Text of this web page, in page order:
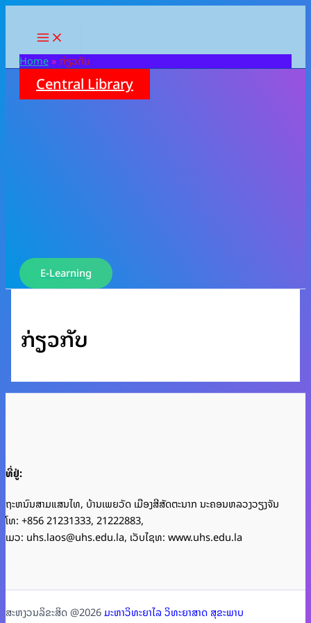
content
Home
ກ່ຽວກັບ
Central Library
E-Learning
ກ່ຽວກັບ
ທີ່ຢູ່:
ຖະຫນົນສາມແສນໄທ, ບ້ານເພຍວັດ ເມືອງສີສັດຕະນາກ ນະຄອນຫລວງວຽງຈັນ
ໂທ: +856 21231333, 21222883,
ເມວ: uhs.laos@uhs.edu.la, ເວັບໄຊທ: www.uhs.edu.la
ສະຫງວນລິຂະສິດ @2026ມະຫາວິທະຍາໄລ ວິທະຍາສາດ ສຸຂະພາບ